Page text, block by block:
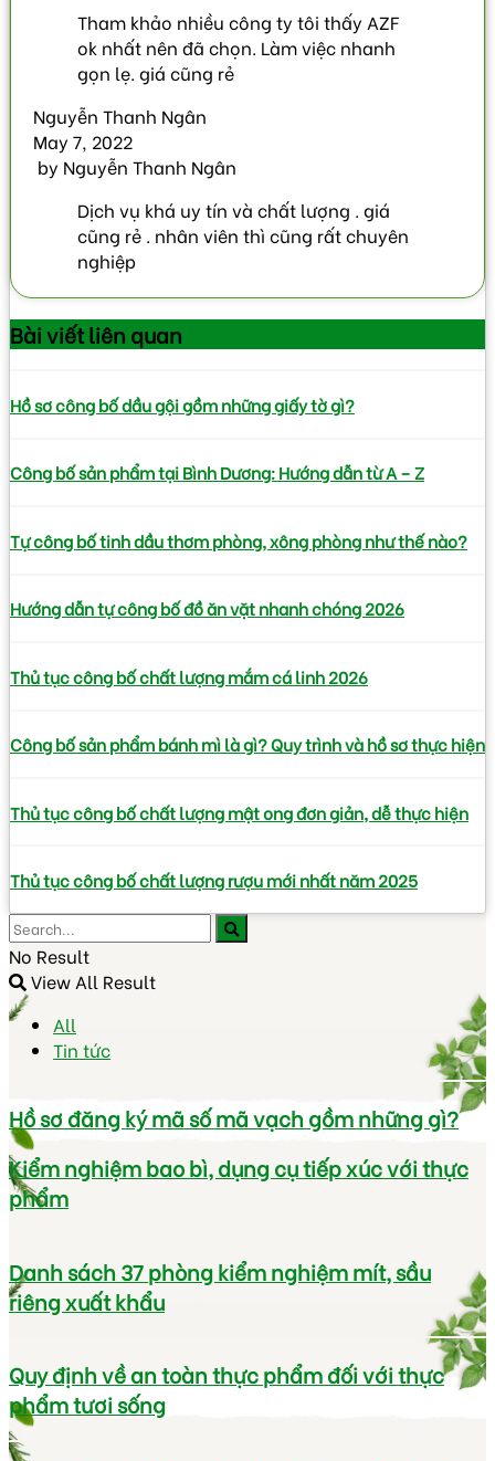
Tham khảo nhiều công ty tôi thấy AZF
ok nhất nên đã chọn. Làm việc nhanh
gọn lẹ. giá cũng rẻ
Nguyễn Thanh Ngân
May 7, 2022
by Nguyễn Thanh Ngân
Dịch vụ khá uy tín và chất lượng . giá
cũng rẻ . nhân viên thì cũng rất chuyên
nghiệp
Bài viếtliên quan
Hồ sơ công bố dầu gội gồm những giấy tờ gì?
Công bố sản phẩm tại Bình Dương: Hướng dẫn từ A – Z
Tự công bố tinh dầu thơm phòng, xông phòng như thế nào?
Hướng dẫn tự công bố đồ ăn vặt nhanh chóng 2026
Thủ tục công bố chất lượng mắm cá linh 2026
Công bố sản phẩm bánh mì là gì? Quy trình và hồ sơ thực hiện
Thủ tục công bố chất lượng mật ong đơn giản, dễ thực hiện
Thủ tục công bố chất lượng rượu mới nhất năm 2025
No Result
View All Result
All
Tin tức
Hồ sơ đăng ký mã số mã vạch gồm những gì?
Kiểm nghiệm bao bì, dụng cụ tiếp xúc với thực
phẩm
Danh sách 37 phòng kiểm nghiệm mít, sầu
riêng xuất khẩu
Quy định về an toàn thực phẩm đối với thực
phẩm tươi sống